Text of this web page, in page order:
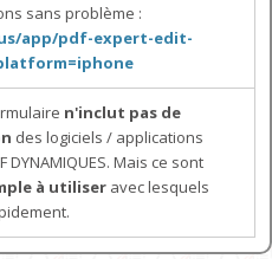
sans problème :
app/pdf-expert-edit-
n'inclut pas de
des logiciels / applications
Mais ce sont
à utiliser avec lesquels